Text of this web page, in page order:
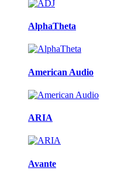
AlphaTheta
American Audio
ARIA
Avante